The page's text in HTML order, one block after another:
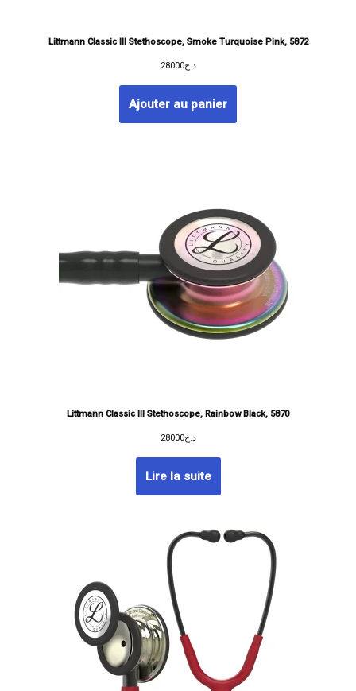
Littmann Classic III Stethoscope, Smoke Turquoise Pink, 5872
د.ج28000
Ajouter au panier
Littmann Classic III Stethoscope, Rainbow Black, 5870
د.ج28000
Lire la suite